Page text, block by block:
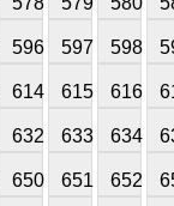
596 597 598
614 615 616
632 633 634
650 651 652